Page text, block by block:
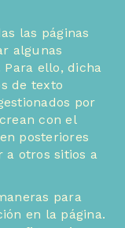
las páginas
algunas
ello, dicha
de texto
por
con el
posteriores
a otros sitios a
para
en la página.